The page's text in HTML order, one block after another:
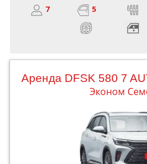
7 5
Aренда DFSK 580 7
Эконом